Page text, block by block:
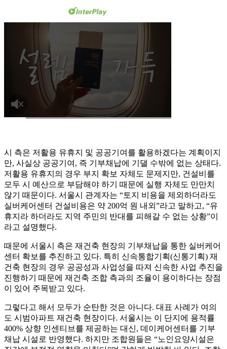
시 측은 저활용 유휴지 및 공공기여를 활용하겠다는 계획이지
만, 사실상 공공기여, 즉 기부채납에 기댈 수밖에 없는 상태다.
저활용 유휴지의 경우 부지 확보 자체도 문제지만, 건설비를
모두 시 예산으로 부담해야 하기 때문에 실행 자체도 만만치
않기 때문이다. 서울시 관계자는 “토지 비용을 제외하더라도
실버케어센터 건설비용은 약 200억 원 내외”라고 말하고, “유
휴지라 하더라도 지역 주민의 반대를 피해갈 수 없는 상황”이
라고 설명했다.
때문에 서울시 측은 재건축 현장의 기부채납을 통한 실버케어
센터 확보를 추진하고 있다. 특히 신속통합기획(신통기획) 재
건축 현장의 경우 공공성과 사업성을 따져 신속한 사업 추진을
진행하기 때문에 재건축 조합 측과의 조율이 용이하다는 장점
이 있어 주목받고 있다.
그렇다고 해서 모두가 순탄한 것은 아니다. 대표 사례가 여의
도 시범아파트 재건축 현장이다. 서울시는 이 단지에 용적률
400% 상향 인센티브를 제공하는 대신, 데이케어센터를 기부
채납 시설로 반영했다. 하지만 조합원들은 “노인요양시설은